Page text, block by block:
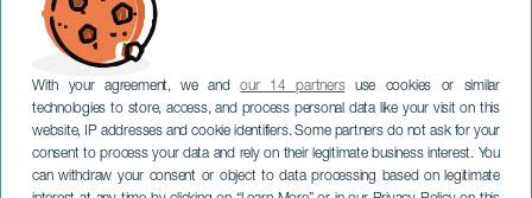
With your agreement, we andour 14 partnersuse cookies or similar
technologies to store, access, and process personal data like your visit on this
website, IP addresses and cookie identifiers. Some partners do not ask for your
consent to process your data and rely on their legitimate business interest. You
can withdraw your consent or object to data processing based on legitimate
GRÃ-CANÁRIA